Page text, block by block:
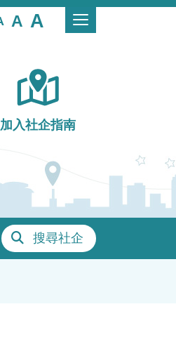
加入社企指南
搜尋社企